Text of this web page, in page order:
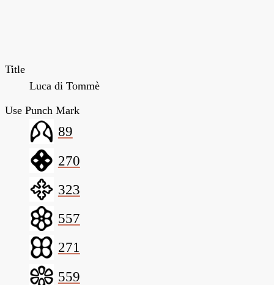
Title
Luca di Tommè
Use Punch Mark
89
270
323
557
271
559